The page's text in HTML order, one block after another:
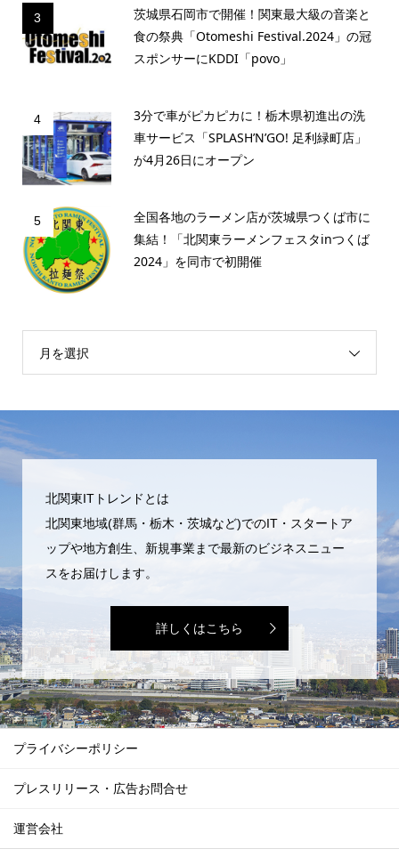
3
茨城県石岡市で開催！関東最大級の音楽と
食の祭典「Otomeshi Festival.2024」の冠
スポンサーにKDDI「povo」
4
3分で車がピカピカに！栃木県初進出の洗
車サービス「SPLASH’N’GO! 足利緑町店」
が4月26日にオープン
5
全国各地のラーメン店が茨城県つくば市に
集結！「北関東ラーメンフェスタinつくば
2024」を同市で初開催
月を選択
北関東ITトレンドとは
北関東地域(群馬・栃木・茨城など)でのIT・スタートア
ップや地方創生、新規事業まで最新のビジネスニュー
スをお届けします。
詳しくはこちら
プライバシーポリシー
プレスリリース・広告お問合せ
運営会社